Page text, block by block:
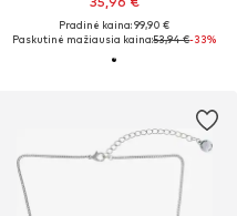
Pradinė kaina: 99,90 €
Paskutinė mažiausia kaina:53,94 €-33%